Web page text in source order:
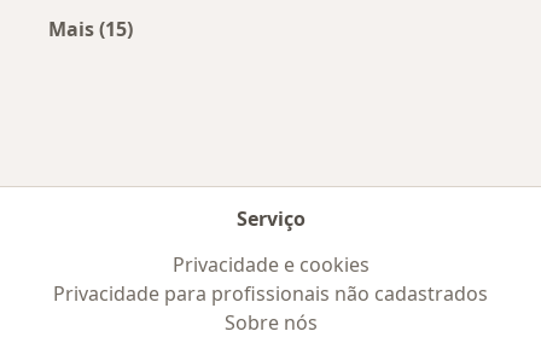
Mais (15)
Serviço
Privacidade e cookies
Privacidade para profissionais não cadastrados
Sobre nós